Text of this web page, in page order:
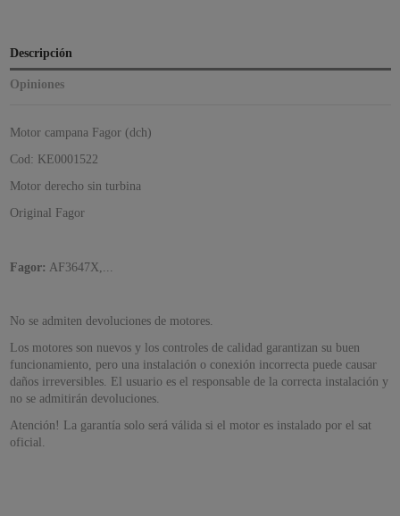
Descripción
Opiniones
Motor campana Fagor (dch)
Cod: KE0001522
Motor derecho sin turbina
Original Fagor
Fagor: AF3647X,...
No se admiten devoluciones de motores.
Los motores son nuevos y los controles de calidad garantizan su buen
funcionamiento, pero una instalación o conexión incorrecta puede causar
daños irreversibles. El usuario es el responsable de la correcta instalación y
no se admitirán devoluciones.
Atención! La garantía solo será válida si el motor es instalado por el sat
oficial.